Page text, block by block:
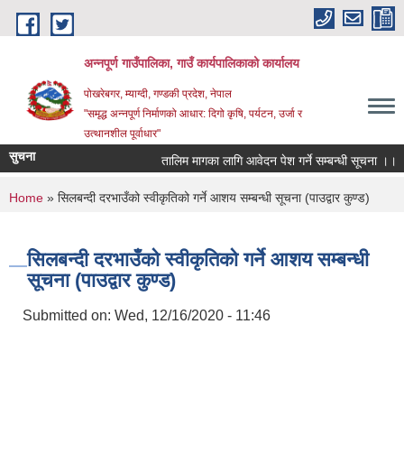
Skip to main content
अन्‍नपूर्ण गाउँपालिका, गाउँ कार्यपालिकाको कार्यालय
पोखरेबगर, म्याग्दी, गण्डकी प्रदेश, नेपाल
"समृद्ध अन्‍नपूर्ण निर्माणको आधार: दिगो कृषि, पर्यटन, उर्जा र
उत्थानशील पूर्वाधार"
सुचना तालिम मागका लागि आवेदन पेश गर्ने सम्बन्धी सूचना ।।
You are here
Home » सिलबन्दी दरभाउँको स्वीकृतिको गर्ने आशय सम्बन्धी सूचना (पाउद्वार कुण्ड)
सिलबन्दी दरभाउँको स्वीकृतिको गर्ने आशय सम्बन्धी
सूचना (पाउद्वार कुण्ड)
Submitted on: Wed, 12/16/2020 - 11:46